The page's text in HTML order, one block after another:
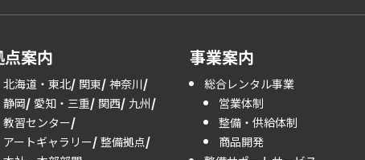
点案内
北海道・東北 関東 神奈川
静岡 愛知・三重 関西 九州
教習センター
アートギャラリー 整備拠点
事業案内
総合レンタル事業
営業体制
整備・供給体制
商品開発